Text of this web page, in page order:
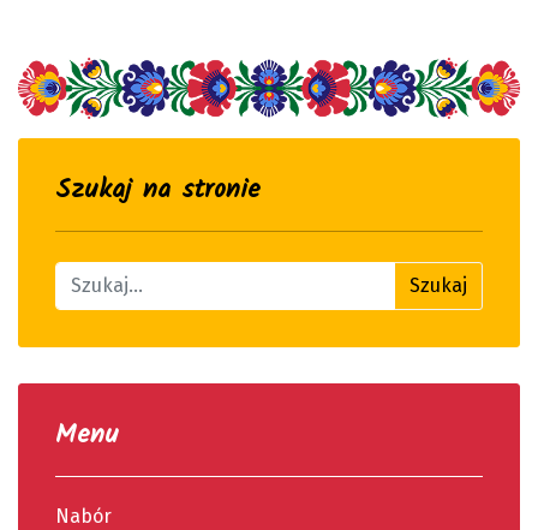
Szukaj na stronie
Znajdź na stronie Szukaj
Menu
Nabór